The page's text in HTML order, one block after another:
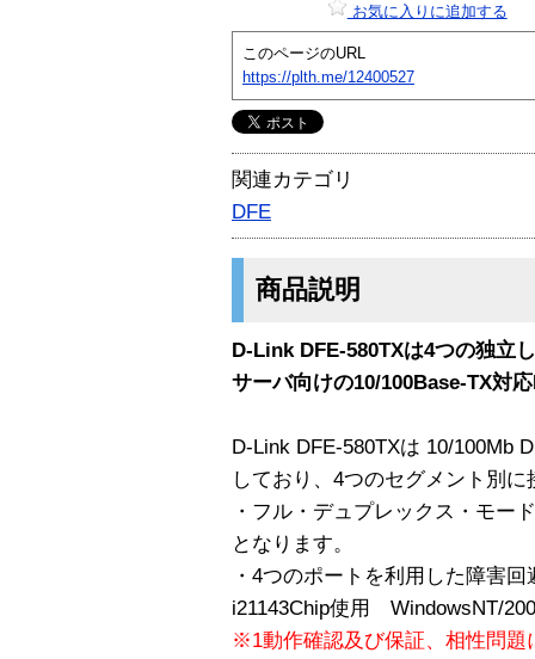
お気に入りに追加する
このページのURL
https://plth.me/12400527
関連カテゴリ
DFE
商品説明
D-Link DFE-580TXは4つの独立
サーバ向けの10/100Base-TX対
D-Link DFE-580TXは 10/100Mb
しており、4つのセグメント別
・フル・デュプレックス・モー
となります。
・4つのポートを利用した障害
i21143Chip使用 WindowsNT/
※1動作確認及び保証、相性問題